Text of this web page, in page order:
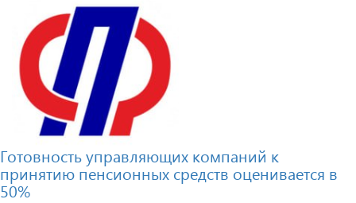
Готовность управляющих компаний к
принятию пенсионных средств оценивается в
50%